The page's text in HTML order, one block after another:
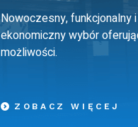
Nowoczesny, funkcjonalny i
ekonomiczny wybór
możliwości.
ZOBACZ WIĘCEJ